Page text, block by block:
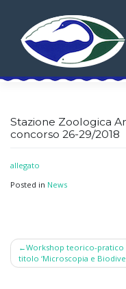
Stazione Zoologica
concorso 26-29/2018
allegato
Posted in News
Post
navigation
Workshop teorico-pratico
titolo ‘Microscopia e